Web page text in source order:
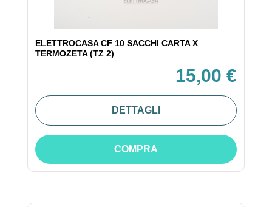
ELETTROCASA CF 10 SACCHI CARTA X
TERMOZETA (TZ 2)
15,00 €
DETTAGLI
COMPRA